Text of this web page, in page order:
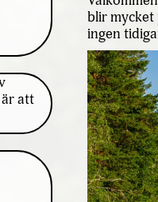
att
blir mycket
ingen